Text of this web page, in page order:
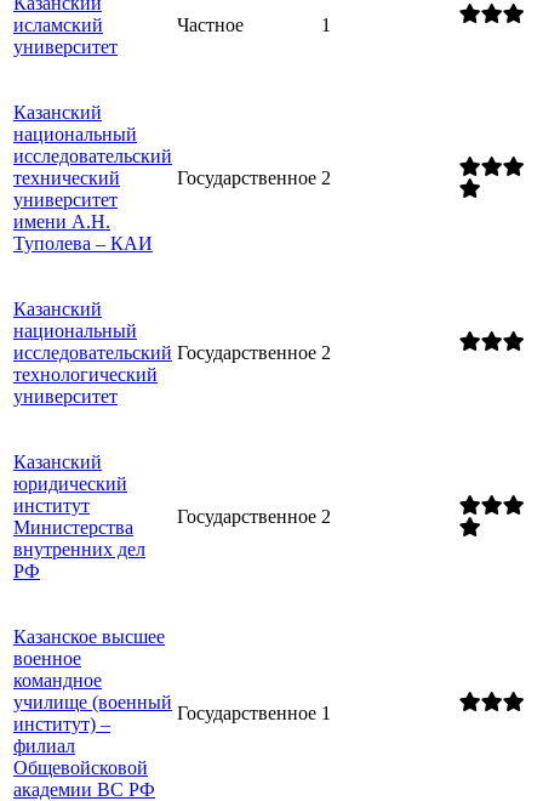
исламский
университет
Частное 1
Казанский
национальный
исследовательский
технический
университет
имени А.Н.
Туполева – КАИ
Государственное 2
Казанский
национальный
исследовательский
технологический
университет
Государственное 2
Казанский
юридический
институт
Министерства
внутренних дел
РФ
Государственное 2
Казанское высшее
военное
командное
училище (военный
институт) –
филиал
Общевойсковой
академии ВС РФ
Государственное 1